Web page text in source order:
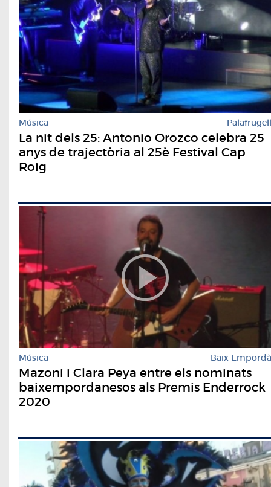
Música Palafrugell
La nit dels 25: Antonio Orozco celebra 25
anys de trajectòria al 25è Festival Cap
Roig
Música Baix Empordà
Mazoni i Clara Peya entre els nominats
baixempordanesos als Premis Enderrock
2020